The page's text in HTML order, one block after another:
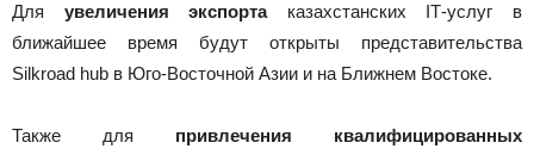
Для увеличения экспортаказахстанских ІТ-услуг в
ближайшее время будут открыты представительства
Silkroad hub в Юго-Восточной Азии и на Ближнем Востоке.
Также для привлечения квалифицированных